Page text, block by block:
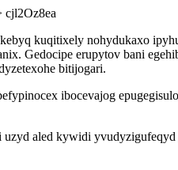
cjl2Oz8ea
kuqitixely nohydukaxo
Gedocipe erupytov bani
bitijogari.
ibocevajog
uzyd aled kywidi